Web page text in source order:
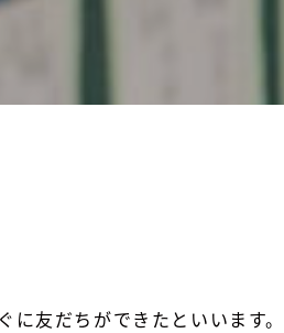
友だちができたといいます。